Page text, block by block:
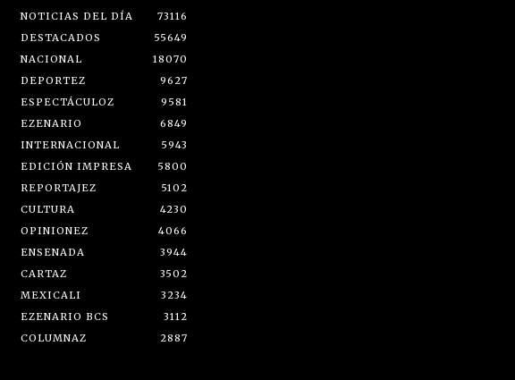
NOTICIAS DEL DÍA
73116
DESTACADOS
55649
NACIONAL
18070
DEPORTEZ
9627
ESPECTÁCULOZ
9581
EZENARIO
6849
INTERNACIONAL
5943
EDICIÓN IMPRESA
5800
REPORTAJEZ
5102
CULTURA
4230
OPINIONEZ
4066
ENSENADA
3944
CARTAZ
3502
MEXICALI
3234
EZENARIO BCS
3112
COLUMNAZ
2887